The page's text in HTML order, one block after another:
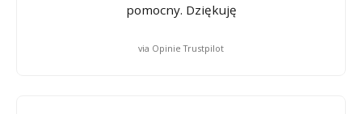
pomocny. Dziękuję
via Opinie Trustpilot